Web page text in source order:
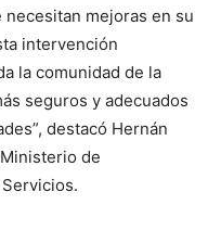
mejoras en su
intervención
la comunidad de la
seguros y adecuados
destacó Hernán
de